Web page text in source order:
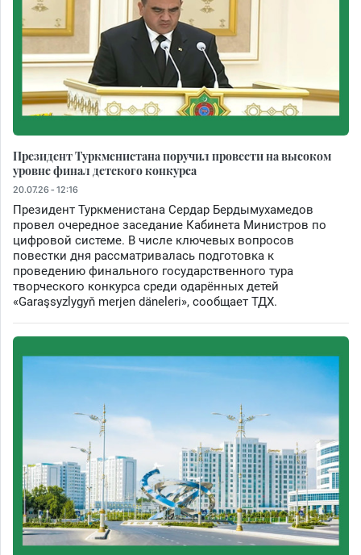
Президент Туркменистана поручил провести на высоком
уровне финал детского конкурса
20.07.26 - 12:16
Президент Туркменистана Сердар Бердымухамедов
провел очередное заседание Кабинета Министров по
цифровой системе. В числе ключевых вопросов
повестки дня рассматривалась подготовка к
проведению финального государственного тура
творческого конкурса среди одарённых детей
«Garaşsyzlygyň merjen däneleri», сообщает ТДХ.